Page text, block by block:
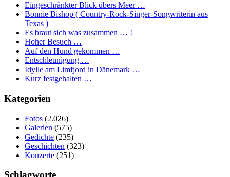
Eingeschränkter Blick übers Meer …
Bonnie Bishop ( Country-Rock-Singer-Songwriterin aus
Texas )
Es braut sich was zusammen … !
Hoher Besuch …
Auf den Hund gekommen …
Entschleunigung …
Idylle am Limfjord in Dänemark …
Kurz festgehalten …
Kategorien
Fotos (2.026)
Galerien (575)
Gedichte (235)
Geschichten (323)
Konzerte (251)